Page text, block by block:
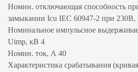
Номин. отключающая способность
замыкании Icu IEC 60947-2 при
Номинальное импульсное
Uimp, кВ 4
Номин. ток, А 40
Характеристика срабатывания